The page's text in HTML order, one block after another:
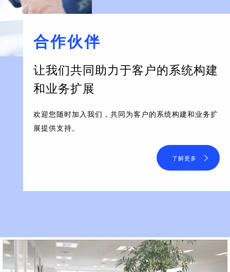
合作伙伴
让我们共同助力于客户的系统构建
和业务扩展
欢迎您随时加入我们，共同为客户的系统构建和业务扩
展提供支持。
了解更多